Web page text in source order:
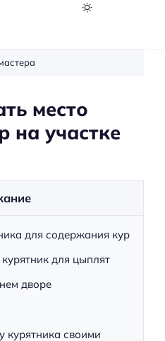
место
на участке
для содержания кур
для цыплят
дворе
курятника своими